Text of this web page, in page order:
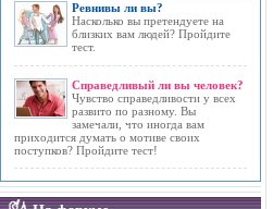
Ревнивы ли вы?
Насколько вы претендуете на
близких вам людей? Пройдите
тест.
Справедливый ли вы человек?
Чувство справедливости у всех
развито по разному. Вы
замечали, что иногда вам
приходится думать о мотиве своих
поступков? Пройдите тест!